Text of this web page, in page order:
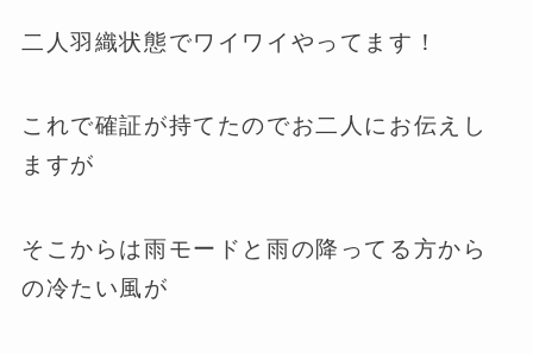
二人羽織状態でワイワイやってます！
これで確証が持てたのでお二人にお伝えし
ますが
そこからは雨モードと雨の降ってる方から
の冷たい風が